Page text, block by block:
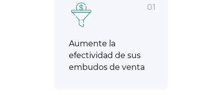
01
Aumente la
efectividad de sus
embudos de venta